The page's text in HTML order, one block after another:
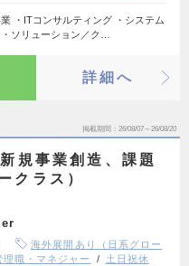
・ITコンサルティング ・システム
ソリューション／ク…
詳細へ
掲載期間 26/08/07～26/08/20
規事業創造、課題
クラス）
海外展開あり（日系グロー
理職・マネジャー
土日祝休